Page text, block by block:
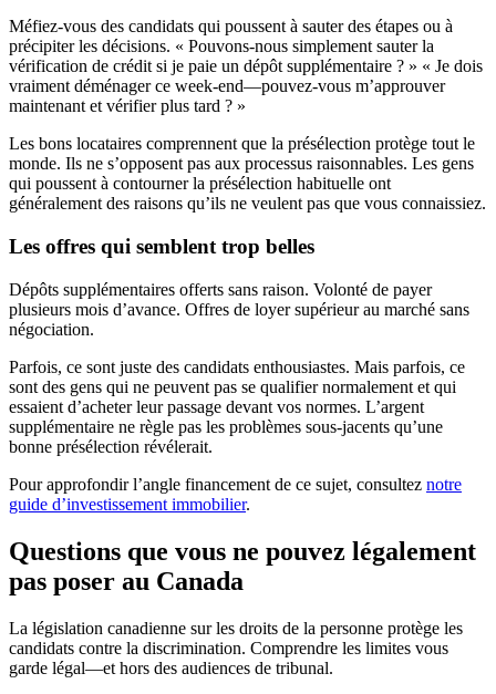
Méfiez-vous des candidats qui poussent à sauter des étapes ou à
précipiter les décisions. « Pouvons-nous simplement sauter la
vérification de crédit si je paie un dépôt supplémentaire ? » « Je dois
vraiment déménager ce week-end—pouvez-vous m’approuver
maintenant et vérifier plus tard ? »
Les bons locataires comprennent que la présélection protège tout le
monde. Ils ne s’opposent pas aux processus raisonnables. Les gens
qui poussent à contourner la présélection habituelle ont
généralement des raisons qu’ils ne veulent pas que vous connaissiez.
Les offres qui semblent trop belles
Dépôts supplémentaires offerts sans raison. Volonté de payer
plusieurs mois d’avance. Offres de loyer supérieur au marché sans
négociation.
Parfois, ce sont juste des candidats enthousiastes. Mais parfois, ce
sont des gens qui ne peuvent pas se qualifier normalement et qui
essaient d’acheter leur passage devant vos normes. L’argent
supplémentaire ne règle pas les problèmes sous-jacents qu’une
bonne présélection révélerait.
Pour approfondir l’angle financement de ce sujet, consultez notre
guide d’investissement immobilier.
Questions que vous ne pouvez légalement
pas poser au Canada
La législation canadienne sur les droits de la personne protège les
candidats contre la discrimination. Comprendre les limites vous
garde légal—et hors des audiences de tribunal.